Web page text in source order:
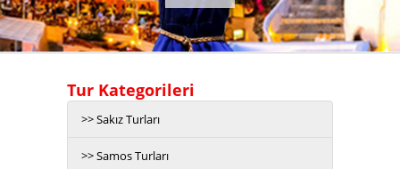
Tur Kategorileri
>> Sakız Turları
>> Samos Turları